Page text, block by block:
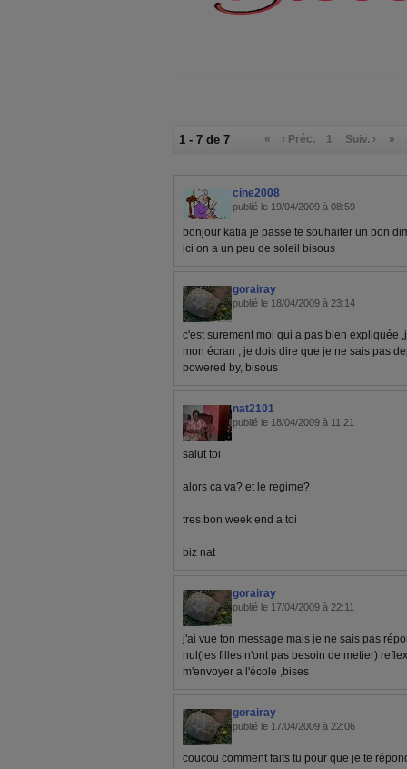
1 - 7 de 7 « ‹ Préc. 1 Suiv. › »
cine2008
publié le 19/04/2009 à 08:59
bonjour katia je passe te souhaiter un bon
ici on a un peu de soleil bisous
gorairay
publié le 18/04/2009 à 23:14
c'est surement moi qui a pas bien expliquée
mon écran , je dois dire que je ne sais pas
powered by, bisous
nat2101
publié le 18/04/2009 à 11:21
salut toi
alors ca va? et le regime?
tres bon week end a toi
biz nat
gorairay
publié le 17/04/2009 à 22:11
j'ai vue ton message mais je ne sais pas
nul(les filles n'ont pas besoin de metier)
m'envoyer a l'école ,bises
gorairay
publié le 17/04/2009 à 22:06
coucou comment faits tu pour que je te